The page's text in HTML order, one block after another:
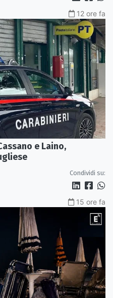
12 ore fa
e Laino,
Condividi su:
15 ore fa